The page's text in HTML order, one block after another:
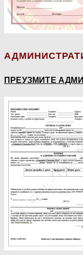
ПРЕУЗМИТЕ